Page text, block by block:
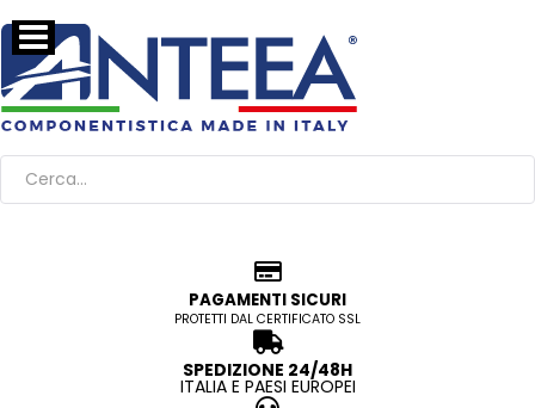
PAGAMENTI SICURI
PROTETTI DAL CERTIFICATO SSL
SPEDIZIONE 24/48H
ITALIA E PAESI EUROPEI